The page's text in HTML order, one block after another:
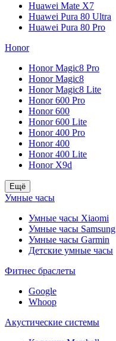
Huawei Mate X7
Huawei Pura 80 Ultra
Huawei Pura 80 Pro
Honor
Honor Magic8 Pro
Honor Magic8
Honor Magic8 Lite
Honor 600 Pro
Honor 600
Honor 600 Lite
Honor 400 Pro
Honor 400
Honor 400 Lite
Honor X9d
Ещё
Умные часы
Умные часы Xiaomi
Умные часы Samsung
Умные часы Garmin
Детские умные часы
Фитнес браслеты
Google
Whoop
Акустические системы